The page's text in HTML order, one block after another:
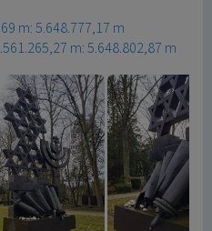
m: 5.648.777,17 m
m: 5.648.802,87 m